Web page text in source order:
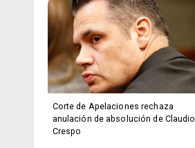
Corte de Apelaciones rechaza
anulación de absolución de Claudio
Crespo